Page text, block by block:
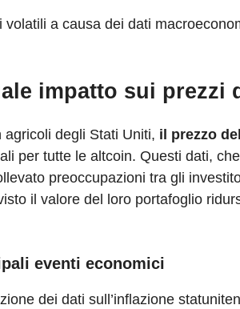
a causa dei dati
impatto sui prezzi
degli Stati Uniti, il prezzo
per tutte le altcoin. Questi dati,
preoccupazioni tra gli
il valore del loro portafoglio
eventi economici
dei dati sull’inflazione